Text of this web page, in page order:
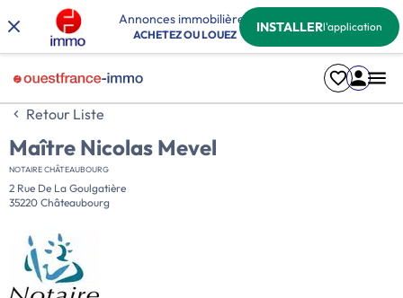
Annonces immobilières
ACHETEZ OU LOUEZ INSTALLERl'application
Retour Liste
Maître Nicolas Mevel
NOTAIRE CHÂTEAUBOURG
2 Rue De La Goulgatière
35220 Châteaubourg